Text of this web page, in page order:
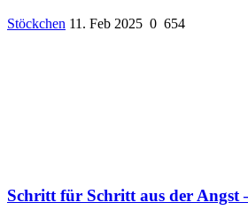
Stöckchen 11. Feb 2025 0 654
Schritt für Schritt aus der Angst